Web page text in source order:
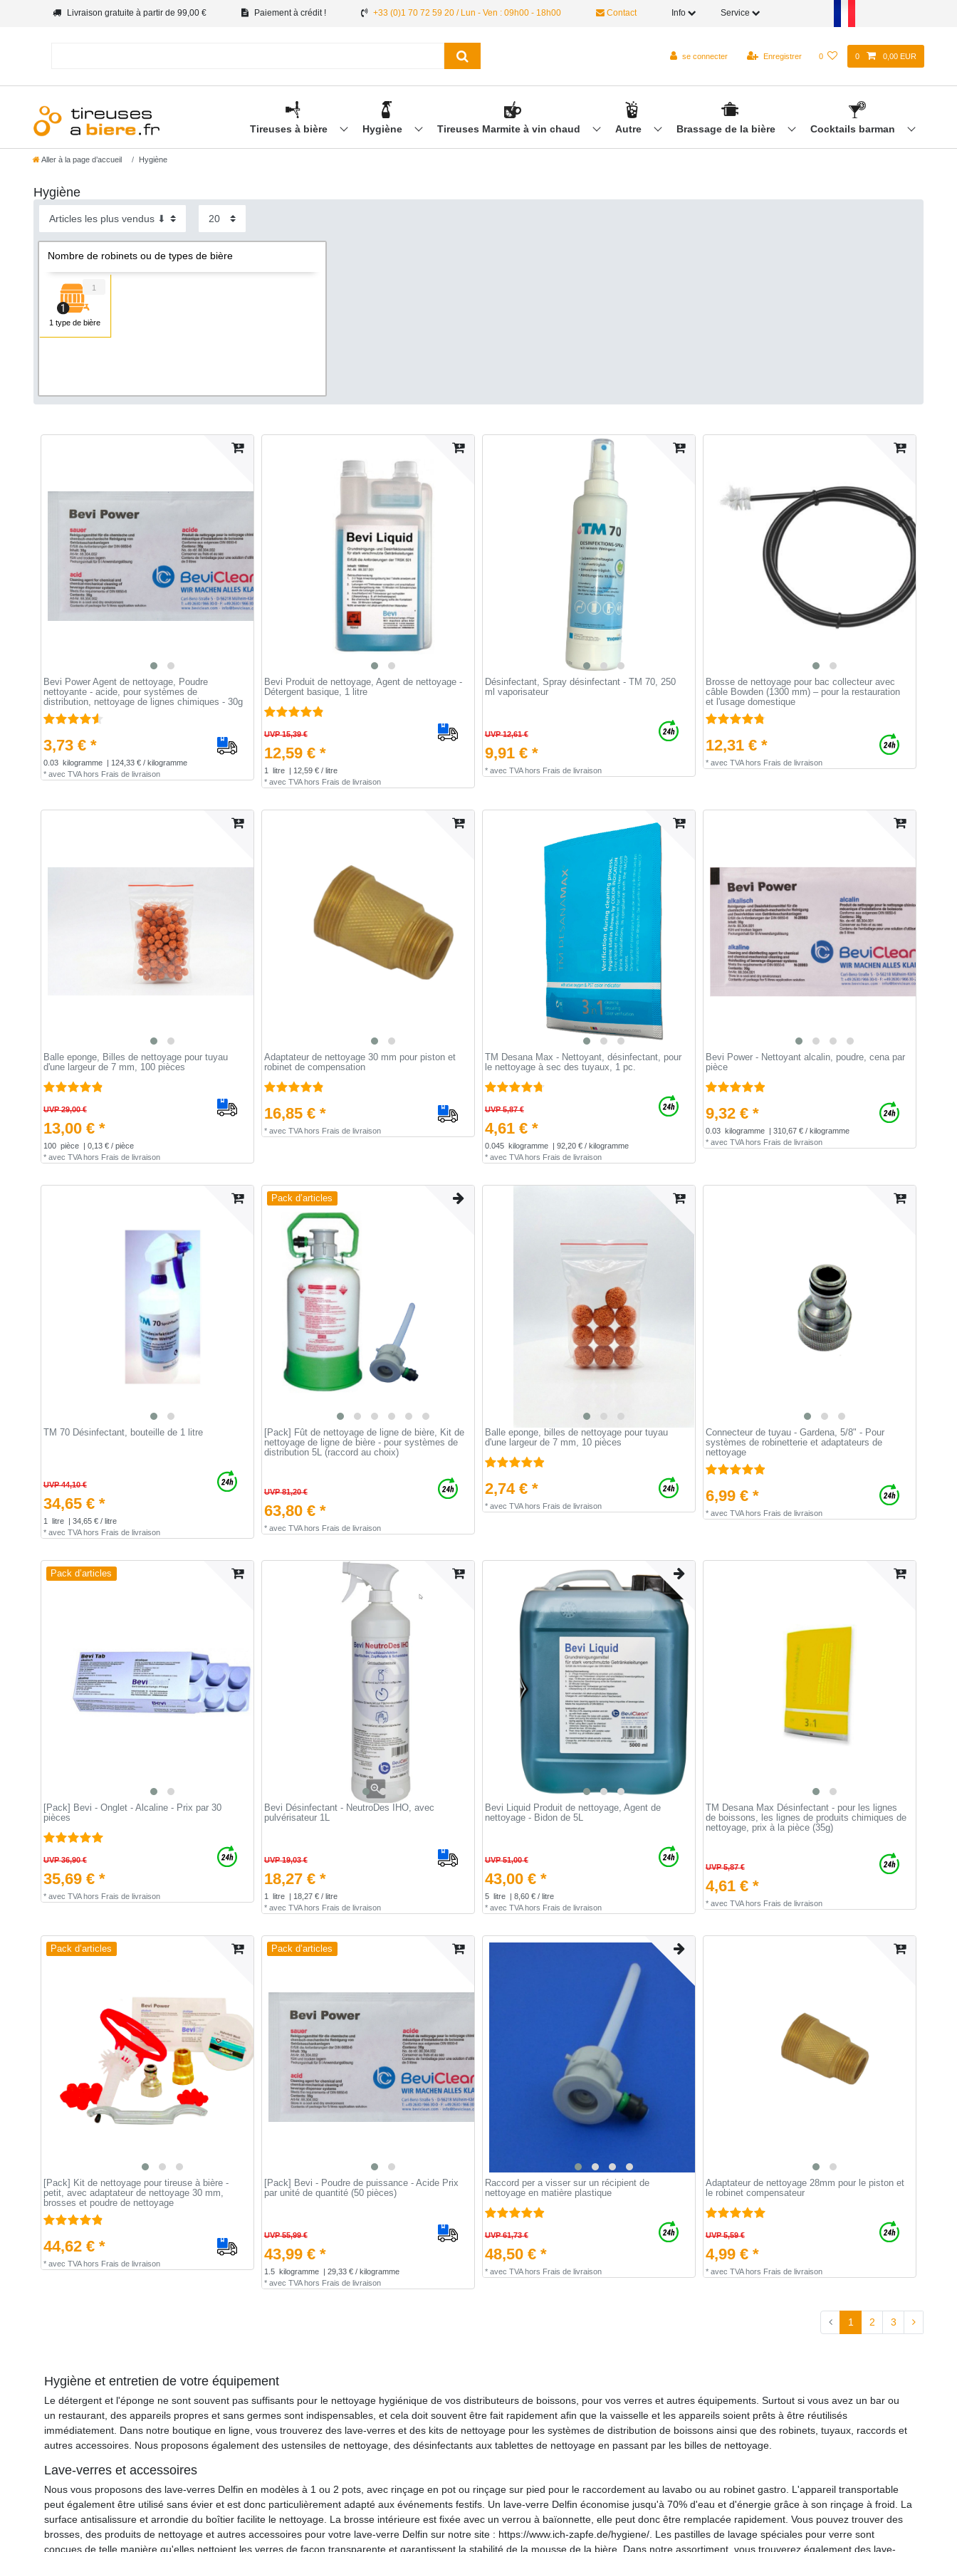
Livraison gratuite à partir de 99,00 € Paiement à crédit ! +33 (0)1 70 72 59 20 / Lun - Ven : 09h00 - 18h00 Contact Info Service
se connecter Enregistrer 0 0 0,00 EUR
Tireuses à bière Hygiène Tireuses Marmite à vin chaud Autre Brassage de la bière Cocktails barman
Aller à la page d’accueil Hygiène
Hygiène
Nombre de robinets ou de types de bière
1 type de bière
1
Bevi Power Agent de nettoyage, Poudre
nettoyante - acide, pour systèmes de
distribution, nettoyage de lignes chimiques - 30g
3,73 € *
0.03 kilogramme
| 124,33 € / kilogramme
* avec TVAhors Frais de livraison
Bevi Produit de nettoyage, Agent de nettoyage -
Détergent basique, 1 litre
UVP 15,39 €
12,59 € *
1 litre
| 12,59 € / litre
* avec TVAhors Frais de livraison
Désinfectant, Spray désinfectant - TM 70, 250
ml vaporisateur
UVP 12,61 €
9,91 € *
* avec TVAhors Frais de livraison
Brosse de nettoyage pour bac collecteur avec
câble Bowden (1300 mm) – pour la restauration
et l'usage domestique
12,31 € *
* avec TVAhors Frais de livraison
Balle eponge, Billes de nettoyage pour tuyau
d'une largeur de 7 mm, 100 pièces
UVP 29,00 €
13,00 € *
100 pièce
| 0,13 € / pièce
* avec TVAhors Frais de livraison
Adaptateur de nettoyage 30 mm pour piston et
robinet de compensation
16,85 € *
* avec TVAhors Frais de livraison
TM Desana Max - Nettoyant, désinfectant, pour
le nettoyage à sec des tuyaux, 1 pc.
UVP 5,87 €
4,61 € *
0.045 kilogramme
| 92,20 € / kilogramme
* avec TVAhors Frais de livraison
Bevi Power - Nettoyant alcalin, poudre, сena par
pièce
9,32 € *
0.03 kilogramme
| 310,67 € / kilogramme
* avec TVAhors Frais de livraison
TM 70 Désinfectant, bouteille de 1 litre
UVP 44,10 €
34,65 € *
1 litre
| 34,65 € / litre
* avec TVAhors Frais de livraison
Pack d’articles
[Pack] Fût de nettoyage de ligne de bière, Kit de
nettoyage de ligne de bière - pour systèmes de
distribution 5L (raccord au choix)
UVP 81,20 €
63,80 € *
* avec TVAhors Frais de livraison
Balle eponge, billes de nettoyage pour tuyau
d'une largeur de 7 mm, 10 pièces
2,74 € *
* avec TVAhors Frais de livraison
Connecteur de tuyau - Gardena, 5/8" - Pour
systèmes de robinetterie et adaptateurs de
nettoyage
6,99 € *
* avec TVAhors Frais de livraison
Pack d’articles
[Pack] Bevi - Onglet - Alcaline - Prix par 30
pièces
UVP 36,90 €
35,69 € *
* avec TVAhors Frais de livraison
Bevi Désinfectant - NeutroDes IHO, avec
pulvérisateur 1L
UVP 19,03 €
18,27 € *
1 litre
| 18,27 € / litre
* avec TVAhors Frais de livraison
Bevi Liquid Produit de nettoyage, Agent de
nettoyage - Bidon de 5L
UVP 51,00 €
43,00 € *
5 litre
| 8,60 € / litre
* avec TVAhors Frais de livraison
TM Desana Max Désinfectant - pour les lignes
de boissons, les lignes de produits chimiques de
nettoyage, prix à la pièce (35g)
UVP 5,87 €
4,61 € *
* avec TVAhors Frais de livraison
Pack d’articles
[Pack] Kit de nettoyage pour tireuse à bière -
petit, avec adaptateur de nettoyage 30 mm,
brosses et poudre de nettoyage
44,62 € *
* avec TVAhors Frais de livraison
Pack d’articles
[Pack] Bevi - Poudre de puissance - Acide Prix
par unité de quantité (50 pièces)
UVP 55,99 €
43,99 € *
1.5 kilogramme
| 29,33 € / kilogramme
* avec TVAhors Frais de livraison
Raccord per a visser sur un récipient de
nettoyage en matière plastique
UVP 61,73 €
48,50 € *
* avec TVAhors Frais de livraison
Adaptateur de nettoyage 28mm pour le piston et
le robinet compensateur
UVP 5,59 €
4,99 € *
* avec TVAhors Frais de livraison
1 2 3
Hygiène et entretien de votre équipement
Le détergent et l'éponge ne sont souvent pas suffisants pour le nettoyage hygiénique de vos distributeurs de boissons, pour vos verres et autres équipements. Surtout si vous avez un bar ou
un restaurant, des appareils propres et sans germes sont indispensables, et cela doit souvent être fait rapidement afin que la vaisselle et les appareils soient prêts à être réutilisés
immédiatement. Dans notre boutique en ligne, vous trouverez des lave-verres et des kits de nettoyage pour les systèmes de distribution de boissons ainsi que des robinets, tuyaux, raccords et
autres accessoires. Nous proposons également des ustensiles de nettoyage, des désinfectants aux tablettes de nettoyage en passant par les billes de nettoyage.
Lave-verres et accessoires
Nous vous proposons des lave-verres Delfin en modèles à 1 ou 2 pots, avec rinçage en pot ou rinçage sur pied pour le raccordement au lavabo ou au robinet gastro. L'appareil transportable
peut également être utilisé sans évier et est donc particulièrement adapté aux événements festifs. Un lave-verre Delfin économise jusqu'à 70% d'eau et d'énergie grâce à son rinçage à froid. La
surface antisalissure et arrondie du boîtier facilite le nettoyage. La brosse intérieure est fixée avec un verrou à baïonnette, elle peut donc être remplacée rapidement. Vous pouvez trouver des
brosses, des produits de nettoyage et autres accessoires pour votre lave-verre Delfin sur notre site : https://www.ich-zapfe.de/hygiene/. Les pastilles de lavage spéciales pour verre sont
conçues de telle manière qu'elles nettoient les verres de façon transparente et garantissent la stabilité de la mousse de la bière. Dans notre assortiment, vous trouverez également des lave-